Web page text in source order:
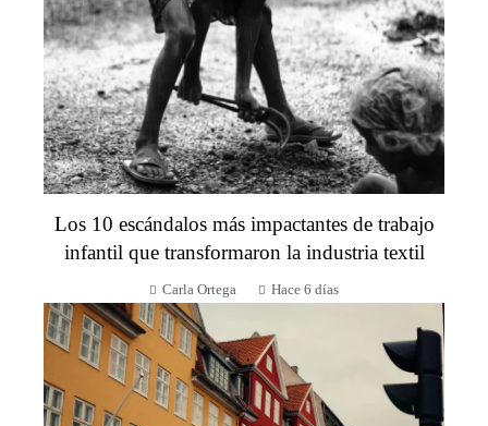
Los 10 escándalos más impactantes de trabajo
infantil que transformaron la industria textil
Carla Ortega Hace 6 días